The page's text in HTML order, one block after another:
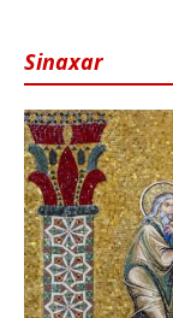
Sinaxar